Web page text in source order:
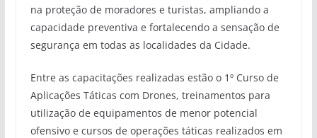
na proteção de moradores e turistas, ampliando a
capacidade preventiva e fortalecendo a sensação de
segurança em todas as localidades da Cidade.
Entre as capacitações realizadas estão o 1º Curso de
Aplicações Táticas com Drones, treinamentos para
utilização de equipamentos de menor potencial
ofensivo e cursos de operações táticas realizados em